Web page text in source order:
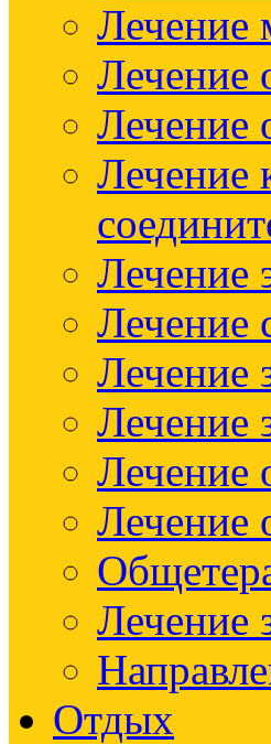
Лечение
Лечение
Лечение
Лечение
Лечение
Лечение
Лечение
Лечение
Лечение
Лечение
Лечение
Отдых